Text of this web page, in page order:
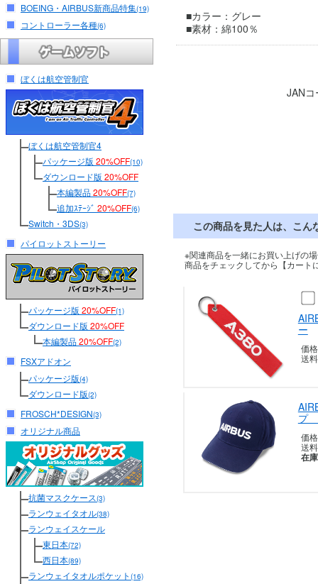
BOEING・AIRBUS新商品特集(19)
コントローラー各種(6)
ぼくは航空管制官
ぼくは航空管制官4
パッケージ版 20%OFF(10)
ダウンロード版 20%OFF
本編製品20%OFF(7)
追加ｽﾃｰｼﾞ 20%OFF(6)
Switch・3DS(3)
パイロットストーリー
パッケージ版 20%OFF(1)
ダウンロード版 20%OFF
本編製品20%OFF(2)
FSXアドオン
パッケージ版(4)
ダウンロード版(2)
FROSCH*DESIGN(3)
オリジナル商品
抗菌マスクケース(3)
ランウェイタオル(38)
ランウェイスケール
東日本(72)
西日本(89)
ランウェイタオルポケット (16)
■カラー：グレー
■素材：綿100％
JAN
この商品を見た人は、こん
※関連商品を一緒にお買い上げの
商品をチェックしてから【カート
ー
価
送
プ
価
送
在